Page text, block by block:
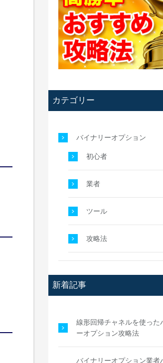
カテゴリー
バイナリーオプション
初心者
業者
ツール
攻略法
新着記事
線形回帰チャネルを使った
ーオプション攻略法
バイナリーオプション業者